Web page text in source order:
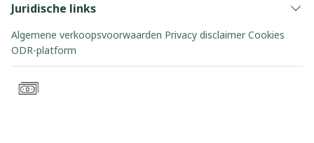
Juridische links
Algemene verkoopsvoorwaarden Privacy disclaimer Cookies
ODR-platform